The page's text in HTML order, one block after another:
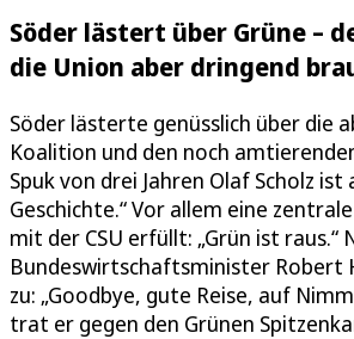
Söder lästert über Grüne –
die Union aber dringend
Söder lästerte genüsslich über die
Koalition und den noch
Spuk von drei Jahren Olaf Scholz ist
Geschichte.“ Vor allem eine
mit der CSU erfüllt: „Grün ist raus.“
Bundeswirtschaftsminister Robert
zu: „Goodbye, gute Reise, auf
trat er gegen den Grünen